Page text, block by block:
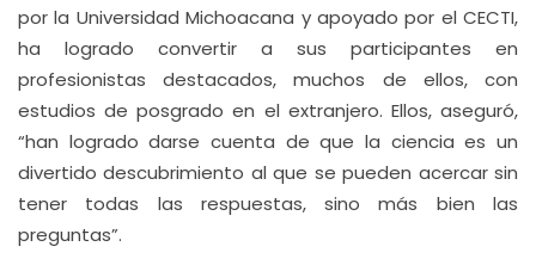
por la Universidad Michoacana y apoyado por el CECTI,
ha logrado convertir a sus participantes en
profesionistas destacados, muchos de ellos, con
estudios de posgrado en el extranjero. Ellos, aseguró,
“han logrado darse cuenta de que la ciencia es un
divertido descubrimiento al que se pueden acercar sin
tener todas las respuestas, sino más bien las
preguntas”.